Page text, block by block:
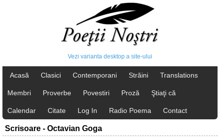
Vezi varianta desktop a site-ului
Acasă Clasici Contemporani Străini Translations
Membri Proverbe Povestiri Proză Ştiaţi că
Calendar Citate Log In Radio Poema Contact
Scrisoare - Octavian Goga